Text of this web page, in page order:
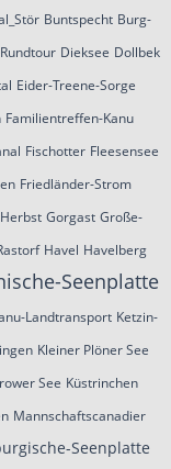
Buntspecht Burg-
Dieksee Dollbek
Eider-Treene-Sorge
Familientreffen-Kanu
Fischotter Fleesensee
Friedländer-Strom
Gorgast Große-
Havel Havelberg
Seenplatte
Landtransport Ketzin-
Kleiner Plöner See
See Küstrinchen
Mannschaftscanadier
Seenplatte